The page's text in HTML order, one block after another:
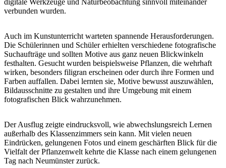
verbunden wurden.
Auch im Kunstunterricht warteten spannende Herausforderungen.
Die Schülerinnen und Schüler erhielten verschiedene fotografische
Suchaufträge und sollten Motive aus ganz neuen Blickwinkeln
festhalten. Gesucht wurden beispielsweise Pflanzen, die wehrhaft
wirken, besonders filigran erscheinen oder durch ihre Formen und
Farben auffallen. Dabei lernten sie, Motive bewusst auszuwählen,
Bildausschnitte zu gestalten und ihre Umgebung mit einem
fotografischen Blick wahrzunehmen.
Der Ausflug zeigte eindrucksvoll, wie abwechslungsreich Lernen
außerhalb des Klassenzimmers sein kann. Mit vielen neuen
Eindrücken, gelungenen Fotos und einem geschärften Blick für die
Vielfalt der Pflanzenwelt kehrte die Klasse nach einem gelungenen
Tag nach Neumünster zurück.